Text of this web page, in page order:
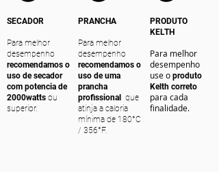
SECADOR
Para melhor
desempenho
recomendamos o
uso de secador
com potencia de
2000watts ou
superior.
PRANCHA
Para melhor
desempenho
recomendamos o
uso de uma
prancha
profissional que
atinja a caloria
mínima de 180°C
/ 356°F.
PRODUTO
KELTH
Para melhor
desempenho
use o produto
Kelth correto
para cada
finalidade.